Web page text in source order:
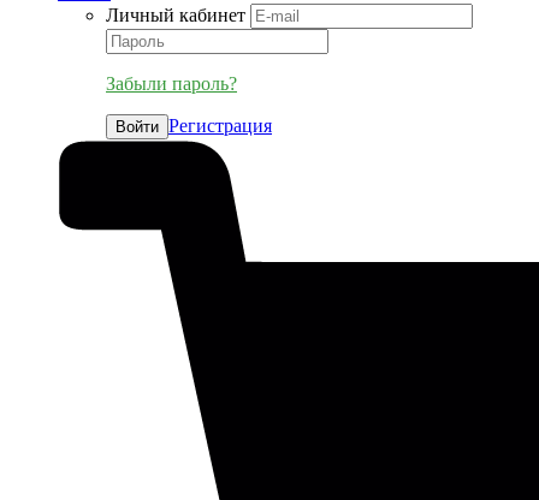
Личный кабинет
Забыли пароль?
Войти Регистрация